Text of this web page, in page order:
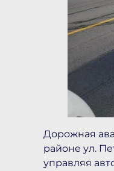
Дорожная
районе ул.
управляя